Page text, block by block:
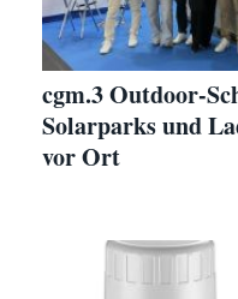
cgm.3 Outdoor-
Solarparks und
vor Ort